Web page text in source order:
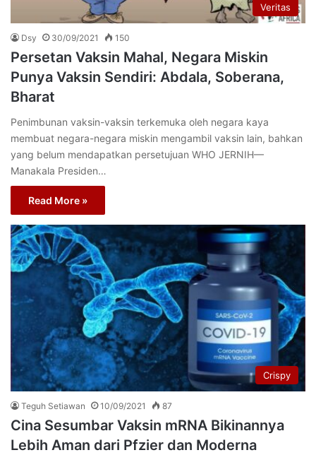
Veritas
Dsy 30/09/2021 150
Persetan Vaksin Mahal, Negara Miskin
Punya Vaksin Sendiri: Abdala, Soberana,
Bharat
Penimbunan vaksin-vaksin terkemuka oleh negara kaya
membuat negara-negara miskin mengambil vaksin lain, bahkan
yang belum mendapatkan persetujuan WHO JERNIH—
Manakala Presiden…
Read More »
Crispy
Teguh Setiawan 10/09/2021 87
Cina Sesumbar Vaksin mRNA Bikinannya
Lebih Aman dari Pfzier dan Moderna